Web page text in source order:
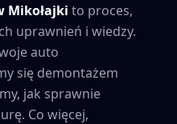
Mikołajki to proces,
uprawnień i wiedzy.
auto
się demontażem
jak sprawnie
Co więcej,